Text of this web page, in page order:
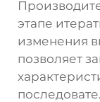
этапе
изменения
позволяет